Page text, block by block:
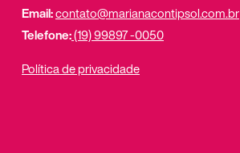
Email:contato@marianacontipsol.com.br
Telefone:(19) 99897 -0050
Política de privacidade